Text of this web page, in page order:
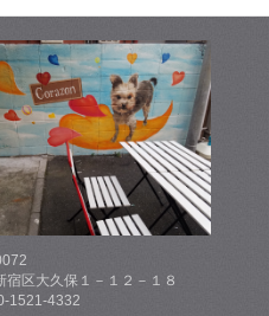
宿区大久保１－１２－１８
1521-4332